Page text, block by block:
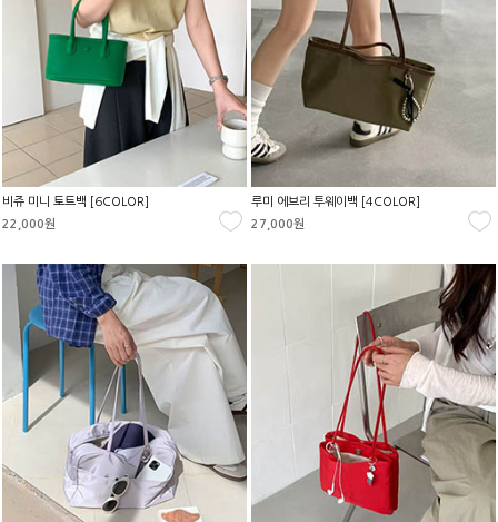
비쥬 미니 토트백 [6COLOR]
22,000원
루미 에브리 투웨이백 [4COLOR]
27,000원